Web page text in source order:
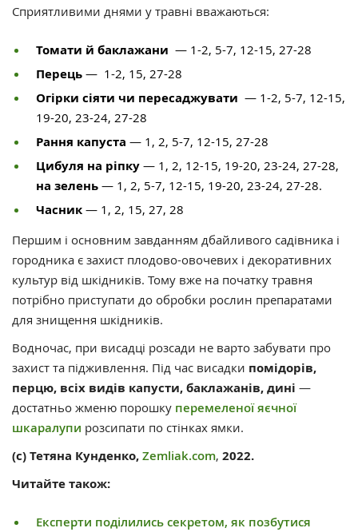
Сприятливими днями у травні вважаються:
Томати й баклажани — 1-2, 5-7, 12-15, 27-28
Перець — 1-2, 15, 27-28
Огірки сіяти чи пересаджувати — 1-2, 5-7, 12-15,
19-20, 23-24, 27-28
Рання капуста — 1, 2, 5-7, 12-15, 27-28
Цибуля на ріпку — 1, 2, 12-15, 19-20, 23-24, 27-28,
на зелень — 1, 2, 5-7, 12-15, 19-20, 23-24, 27-28.
Часник — 1, 2, 15, 27, 28
Першим і основним завданням дбайливого садівника і
городника є захист плодово-овочевих і декоративних
культур від шкідників. Тому вже на початку травня
потрібно приступати до обробки рослин препаратами
для знищення шкідників.
Водночас, при висадці розсади не варто забувати про
захист та підживлення. Під час висадки помідорів,
перцю, всіх видів капусти, баклажанів, дині —
достатньо жменю порошку перемеленої яєчної
шкаралупи розсипати по стінках ямки.
(с) Тетяна Кунденко,Zemliak.com, 2022.
Читайте також:
Експерти поділились секретом, як позбутися